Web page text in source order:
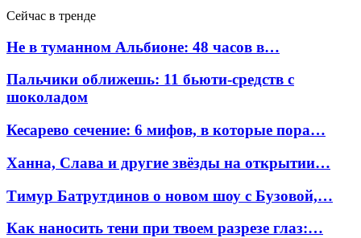
Сейчас в тренде
Не в туманном Альбионе: 48 часов в…
Пальчики оближешь: 11 бьюти-средств с
шоколадом
Кесарево сечение: 6 мифов, в которые пора…
Ханна, Слава и другие звёзды на открытии…
Тимур Батрутдинов о новом шоу с Бузовой,…
Как наносить тени при твоем разрезе глаз:…